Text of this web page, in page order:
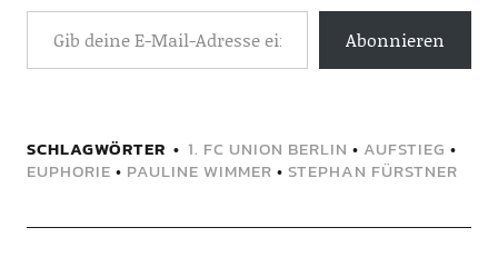
Abonnieren
SCHLAGWÖRTER 1. FC UNION BERLIN • AUFSTIEG •
EUPHORIE • PAULINE WIMMER • STEPHAN FÜRSTNER